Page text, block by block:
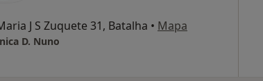
J S Zuquete 31, Batalha • Mapa
D. Nuno